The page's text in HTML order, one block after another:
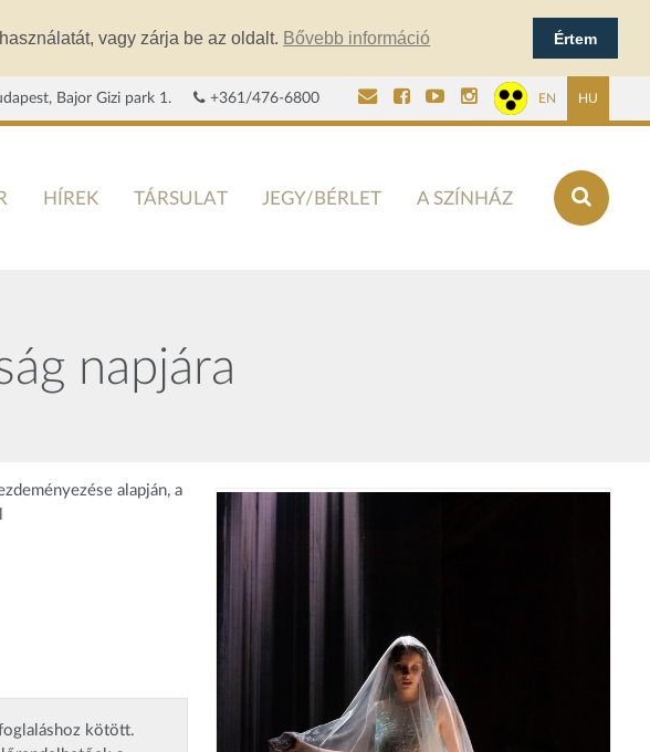
vagy zárja be az oldalt. Bővebb információ Értem
Bajor Gizi park 1. +361/476-6800 EN HU
HÍREK TÁRSULAT JEGY/BÉRLET A SZÍNHÁZ
napjára
alapján, a
kötött.